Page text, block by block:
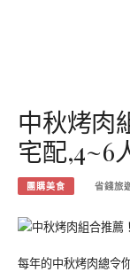
中秋烤肉
宅配,4~6
團購美食 省錢旅
每年的中秋烤肉總令